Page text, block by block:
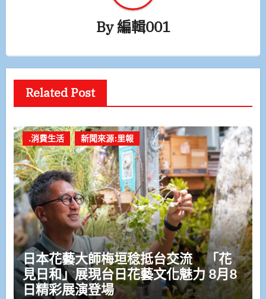
By編輯001
Related Post
.消費生活 新聞來源:里報
日本花藝大師梅垣稔抵台交流 「花
見日和」展現台日花藝文化魅力 8月8
日精彩展演登場